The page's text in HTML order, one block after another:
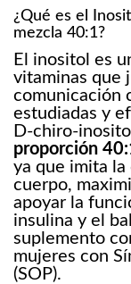
¿Qué es el
mezcla 40:1?
El inositol es
vitaminas que
comunicación
estudiadas y
D-chiro-
proporción
ya que imita la
cuerpo,
apoyar la
insulina y el
suplemento
mujeres con
(SOP).